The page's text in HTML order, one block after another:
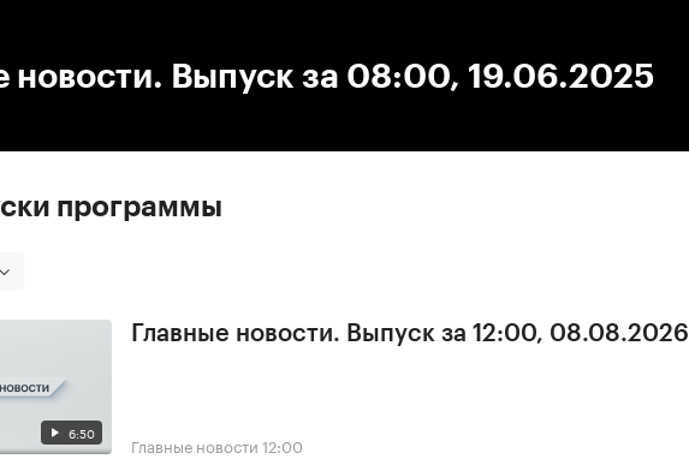
новости. Выпуск за 08:00, 19.06.2025
программы
6:50
Главные новости. Выпуск за 12:00, 08.08.2026
Главные новости 12:00